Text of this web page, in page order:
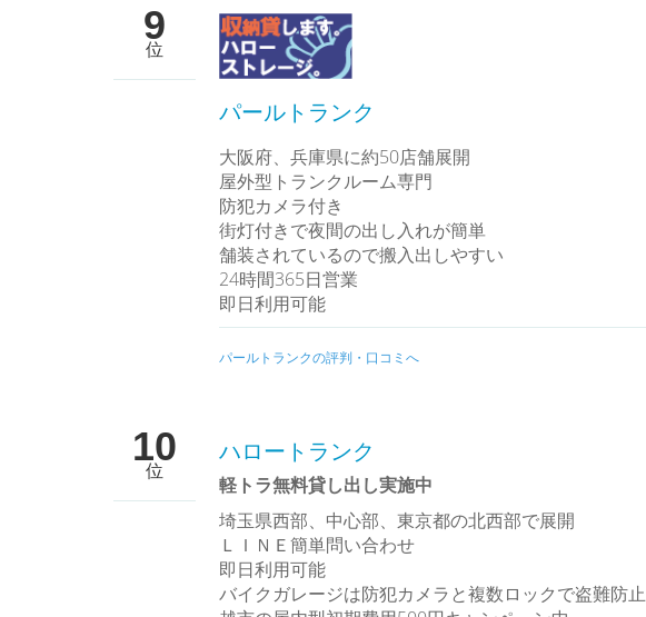
9
位
パールトランク
大阪府、兵庫県に約50店舗展開
屋外型トランクルーム専門
防犯カメラ付き
街灯付きで夜間の出し入れが簡単
舗装されているので搬入出しやすい
24時間365日営業
即日利用可能
パールトランクの評判・口コミへ
10
位
ハロートランク
軽トラ無料貸し出し実施中
埼玉県西部、中心部、東京都の北西部で展開
ＬＩＮＥ簡単問い合わせ
即日利用可能
バイクガレージは防犯カメラと複数ロックで盗難防止